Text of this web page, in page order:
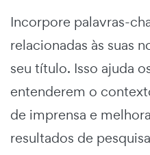
Incorpore palavras-
relacionadas às suas
seu título. Isso ajuda
entenderem o
de imprensa e
resultados de